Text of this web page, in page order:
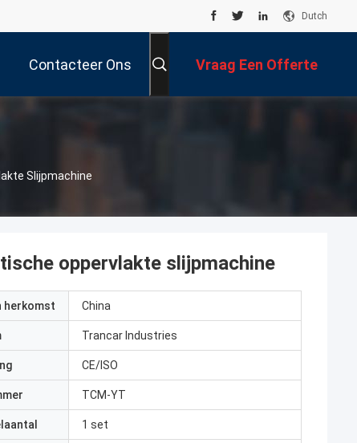
Dutch
Contacteer Ons Vraag Een Offerte
Slijpmachine
oppervlakte slijpmachine
herkomst China
Trancar Industries
CE/ISO
TCM-YT
1 set